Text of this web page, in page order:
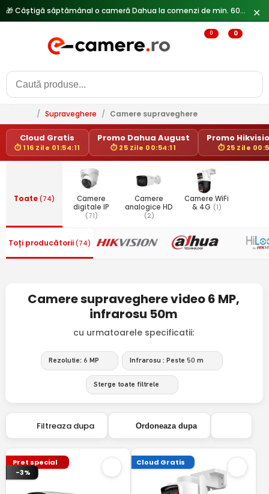
✕
0 0
/ Supraveghere / Camere supraveghere
Cloud Gratis
⏱ 116 Zile 01:54:11
Promo Dahua August
⏱ 25 Zile 00:54:11
Promo
⏱ 25 Zile
Toate(74)
Camere
digitale IP
(71)
Camere
analogice HD
(2)
Camere WiFi
& 4G (1)
Toți producătorii (74)
Camere supraveghere video 6 MP,
infrarosu 50m
cu urmatoarele specificatii:
Rezolutie: 6 MP Infrarosu : Peste 50 m
Sterge toate filtrele
Filtreaza dupa Ordoneaza dupa
Pret special
-3%
Cloud Gratis